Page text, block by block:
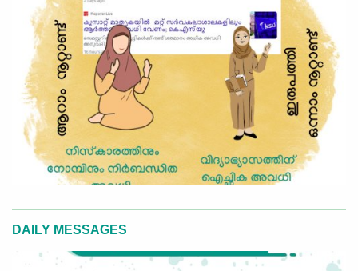
DAILY MESSAGES